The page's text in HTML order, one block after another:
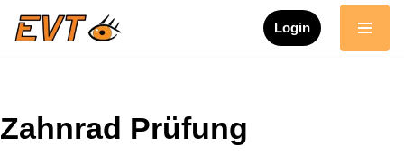
Login
Zahnrad Prüfung